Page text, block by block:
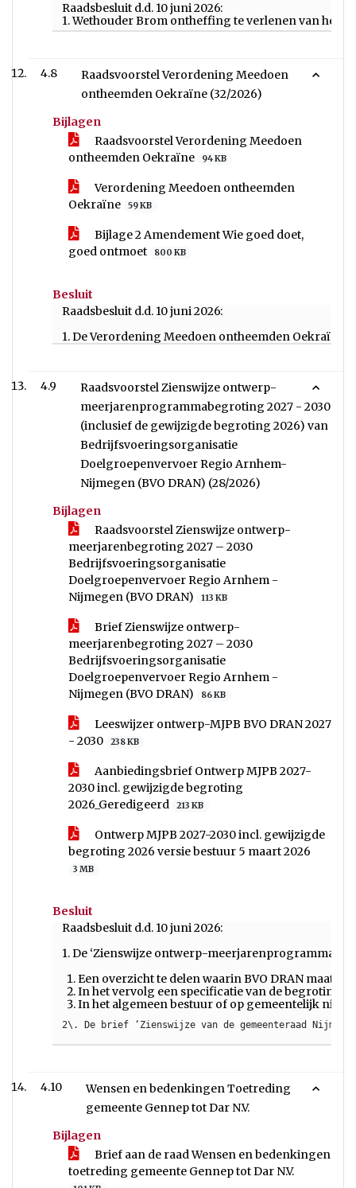
Raadsbesluit d.d. 10 juni 2026:
1. Wethouder Brom ontheffing te verlenen van het
4.8
Raadsvoorstel Verordening Meedoen
ontheemden Oekraïne (32/2026)
Bijlagen
Raadsvoorstel Verordening Meedoen
ontheemden Oekraïne
94 KB
Verordening Meedoen ontheemden
Oekraïne
59 KB
Bijlage 2 Amendement Wie goed doet,
goed ontmoet
800 KB
Besluit
Raadsbesluit d.d. 10 juni 2026:
1. De Verordening Meedoen ontheemden
4.9
Raadsvoorstel Zienswijze ontwerp-
meerjarenprogrammabegroting 2027 - 2030
(inclusief de gewijzigde begroting 2026) van
Bedrijfsvoeringsorganisatie
Doelgroepenvervoer Regio Arnhem-
Nijmegen (BVO DRAN) (28/2026)
Bijlagen
Raadsvoorstel Zienswijze ontwerp-
meerjarenbegroting 2027 – 2030
Bedrijfsvoeringsorganisatie
Doelgroepenvervoer Regio Arnhem -
Nijmegen (BVO DRAN)
113 KB
Brief Zienswijze ontwerp-
meerjarenbegroting 2027 – 2030
Bedrijfsvoeringsorganisatie
Doelgroepenvervoer Regio Arnhem -
Nijmegen (BVO DRAN)
86 KB
Leeswijzer ontwerp-MJPB BVO DRAN 2027
- 2030
238 KB
Aanbiedingsbrief Ontwerp MJPB 2027-
2030 incl. gewijzigde begroting
2026_Geredigeerd
213 KB
Ontwerp MJPB 2027-2030 incl. gewijzigde
begroting 2026 versie bestuur 5 maart 2026
3 MB
Besluit
Raadsbesluit d.d. 10 juni 2026:
1. De ‘Zienswijze ontwerp-
Een overzicht te delen waarin BVO DRAN
In het vervolg een specificatie van de begroting
In het algemeen bestuur of op gemeentelijk
4.10
Wensen en bedenkingen Toetreding
gemeente Gennep tot Dar N.V.
Bijlagen
Brief aan de raad Wensen en bedenkingen
toetreding gemeente Gennep tot Dar N.V.